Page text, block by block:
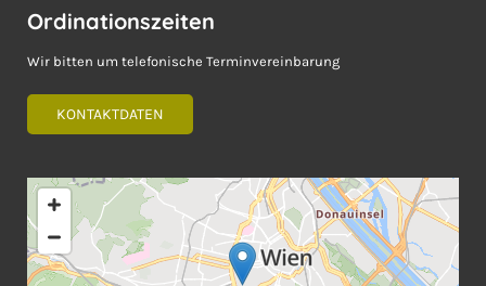
Ordinationszeiten
Wir bitten um telefonische Terminvereinbarung
KONTAKTDATEN